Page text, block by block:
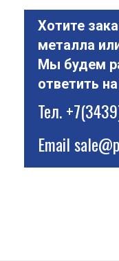
Хотите
металла
Мы будем
ответить
Тел.
Email